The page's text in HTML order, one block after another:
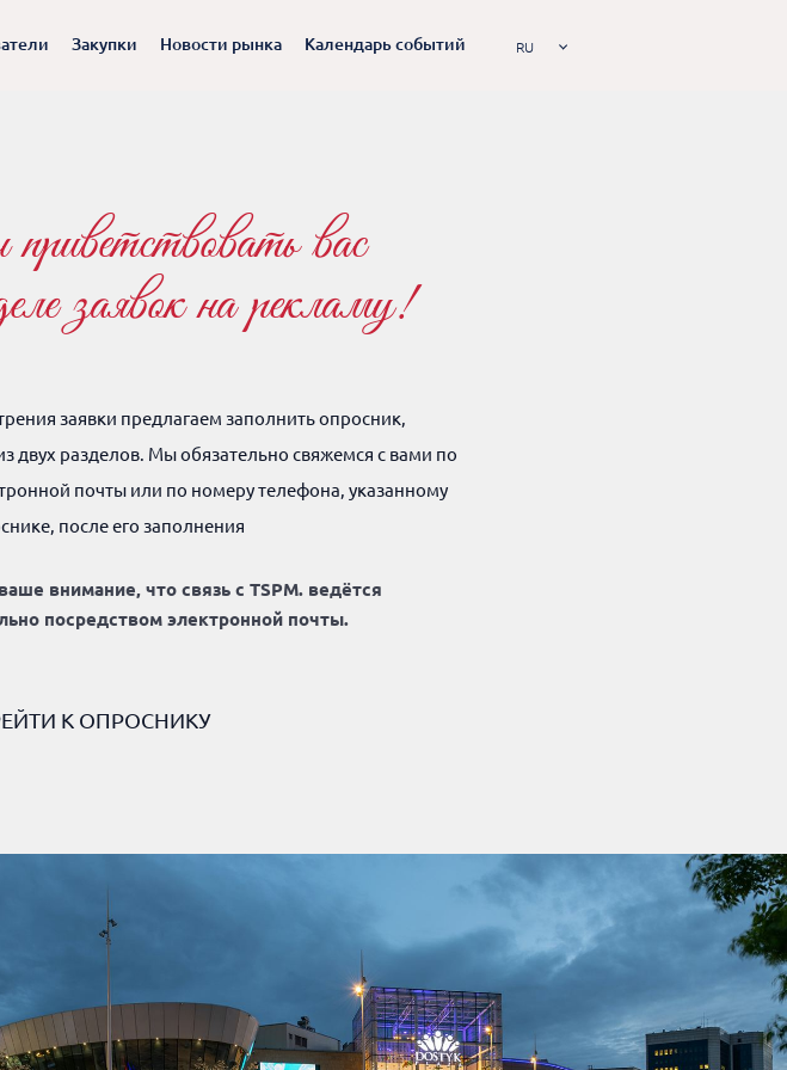
Закупки Новости рынка Календарь событий RU
вас
заявок на рекламу!
заявки предлагаем заполнить опросник,
двух разделов. Мы обязательно свяжемся с вами по
почты или по номеру телефона, указанному
после его заполнения
внимание, что связь с TSPM. ведётся
посредством электронной почты.
К ОПРОСНИКУ